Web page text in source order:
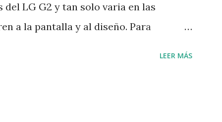
LG G2 y tan solo varia en las
a la pantalla y al diseño. Para
LEER MÁS